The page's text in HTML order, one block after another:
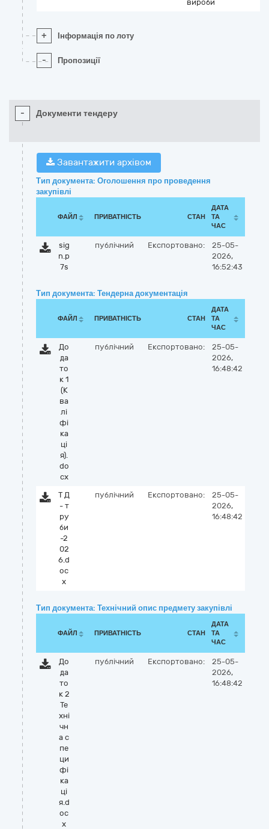
вироби
+ Інформація по лоту
- Пропозиції
- Документи тендеру
Завантажити архівом
Тип документа: Оголошення про проведення
закупівлі
ФАЙЛ ПРИВАТНІСТЬ СТАН
ДАТА
ТА
ЧАС
sig
n.p
7s
публічний Експортовано:
25-05-
2026,
16:52:43
Тип документа: Тендерна документація
ФАЙЛ ПРИВАТНІСТЬ СТАН
ДАТА
ТА
ЧАС
До
да
то
к 1
(К
ва
лі
фі
ка
ці
я).
do
cx
публічний Експортовано:
25-05-
2026,
16:48:42
Т Д
- т
ру
би
-2
02
6.d
oc
x
публічний Експортовано:
25-05-
2026,
16:48:42
Тип документа: Технічний опис предмету закупівлі
ФАЙЛ ПРИВАТНІСТЬ СТАН
ДАТА
ТА
ЧАС
До
да
то
к 2
Те
хні
чн
а с
пе
ци
фі
ка
ці
я.d
oc
x
публічний Експортовано:
25-05-
2026,
16:48:42